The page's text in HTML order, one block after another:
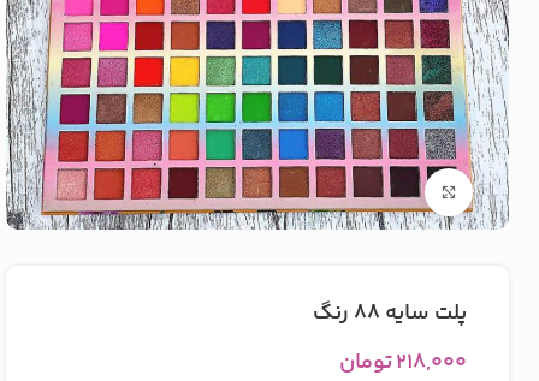
بزرگنمایی تصویر
پلت سایه ۸۸ رنگ
۲۱۸,۰۰۰تومان